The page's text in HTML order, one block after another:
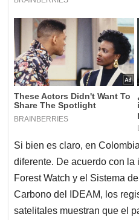
Si bien es claro, en
diferente. De acuerdo con la
Forest Watch y el Sistema
Carbono del IDEAM, los
satelitales muestran que el